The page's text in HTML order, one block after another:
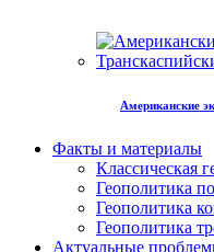
Американские
Факты и материалы
Классическая
Геополитика
Геополитика
Геополитика
Актуальные